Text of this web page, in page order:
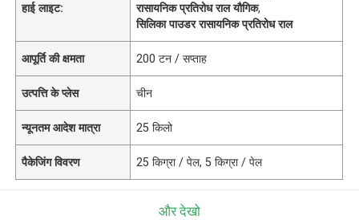
हाई लाइट:
रासायनिक प्रतिरोध राल यौगिक,
सिलिका पाउडर रासायनिक प्रतिरोध राल
आपूर्ति की क्षमता 200 टन / सप्ताह
उत्पत्ति के प्लेस चीन
न्यूनतम आदेश मात्रा 25 किलो
पैकेजिंग विवरण 25 किग्रा / पेल, 5 किग्रा / पेल
और देखो